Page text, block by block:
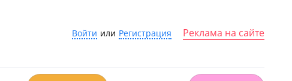
Войти или Регистрация Реклама на сайте